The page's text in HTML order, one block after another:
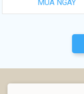
MUA NGAY